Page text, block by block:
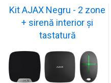
Kit AJAX Negru - 2 zone
+ sirenă interior și
tastatură